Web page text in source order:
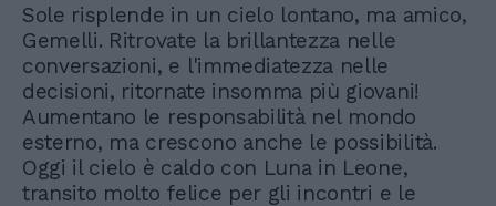
Sole risplende in un cielo lontano, ma amico,
Gemelli. Ritrovate la brillantezza nelle
conversazioni, e l'immediatezza nelle
decisioni, ritornate insomma più giovani!
Aumentano le responsabilità nel mondo
esterno, ma crescono anche le possibilità.
Oggi il cielo è caldo con Luna in Leone,
transito molto felice per gli incontri e le